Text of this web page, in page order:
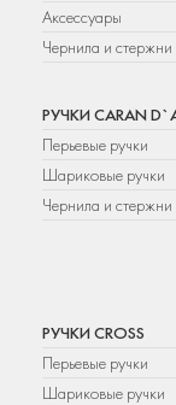
Аксессуары
Чернила и стержни
РУЧКИ CARAN
Перьевые ручки
Шариковые ручки
Чернила и стержни
РУЧКИ CROSS
Перьевые ручки
Шариковые ручки